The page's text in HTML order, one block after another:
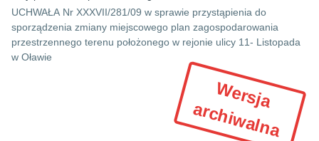
UCHWAŁA Nr XXXVII/281/09 w sprawie przystąpienia do
sporządzenia zmiany miejscowego plan zagospodarowania
przestrzennego terenu położonego w rejonie ulicy 11- Listopada
w Oławie
W
e
r
s
ja
a
r
c
h
iw
a
ln
a